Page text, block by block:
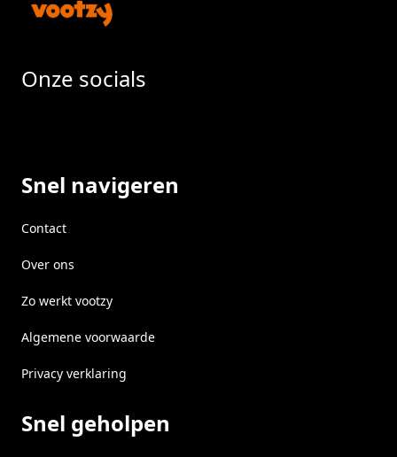
Onze socials
Snel navigeren
Contact
Over ons
Zo werkt vootzy
Algemene voorwaarde
Privacy verklaring
Snel geholpen